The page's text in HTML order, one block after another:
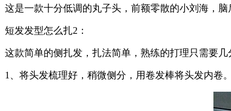
这是一款十分低调的丸子头，前额零散的小刘海，
短发发型怎么扎2：
这款简单的侧扎发，扎法简单，熟练的打理只需要几
1、将头发梳理好，稍微侧分，用卷发棒将头发内卷。